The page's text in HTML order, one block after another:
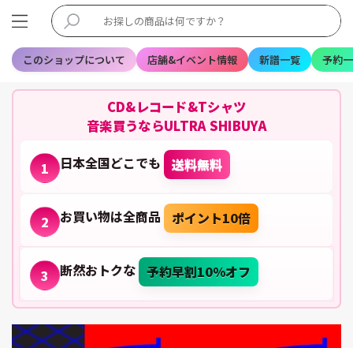
このショップについて 店舗&イベント情報 新譜一覧 予約
CD&レコード&Tシャツ
音楽買うならULTRA SHIBUYA
1 日本全国どこでも 送料無料
2 お買い物は全商品 ポイント10倍
3 断然おトクな 予約早割10%オフ